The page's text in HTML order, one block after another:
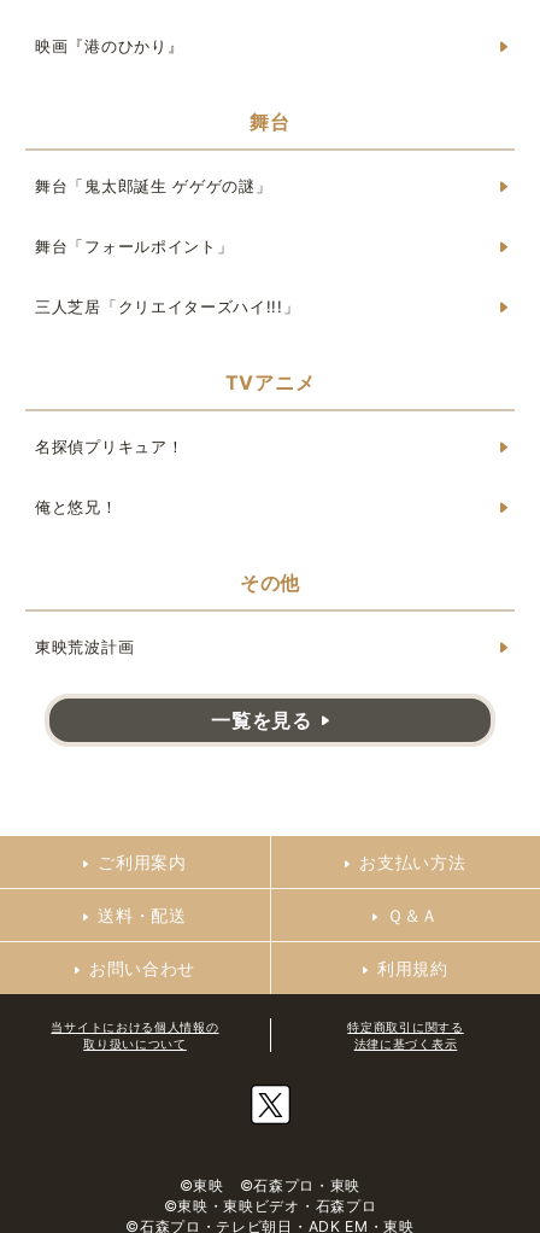
映画『港のひかり』
舞台
舞台「鬼太郎誕生 ゲゲゲの謎」
舞台「フォールポイント」
三人芝居「クリエイターズハイ!!!」
TVアニメ
名探偵プリキュア！
俺と悠兄！
その他
東映荒波計画
一覧を見る
ご利用案内 お支払い方法
送料・配送 Ｑ＆Ａ
お問い合わせ 利用規約
当サイトにおける個人情報の
取り扱いについて
特定商取引に関する
法律に基づく表示
©東映 ©石森プロ・東映
©東映・東映ビデオ・石森プロ
©石森プロ・テレビ朝日・ADK EM・東映